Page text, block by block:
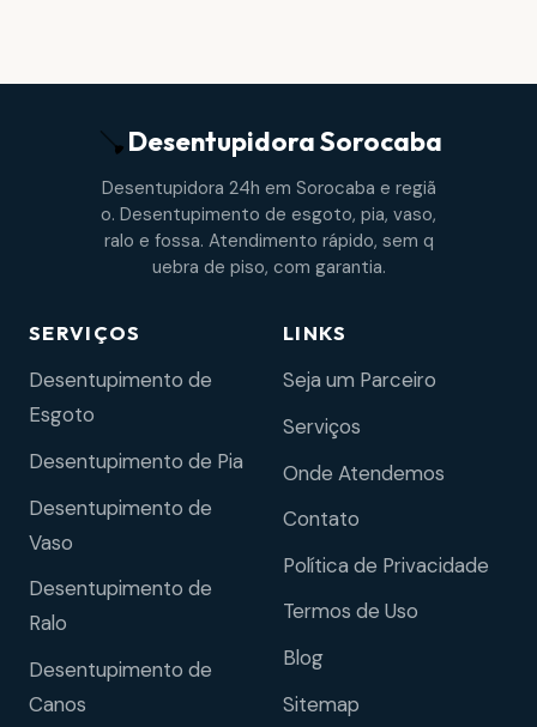
DesentupidoraSorocaba
Desentupidora 24h em Sorocaba e regiã
o. Desentupimento de esgoto, pia, vaso,
ralo e fossa. Atendimento rápido, sem q
uebra de piso, com garantia.
SERVIÇOS
Desentupimento de
Esgoto
Desentupimento de Pia
Desentupimento de
Vaso
Desentupimento de
Ralo
Desentupimento de
Canos
LINKS
Seja um Parceiro
Serviços
Onde Atendemos
Contato
Política de Privacidade
Termos de Uso
Blog
Sitemap